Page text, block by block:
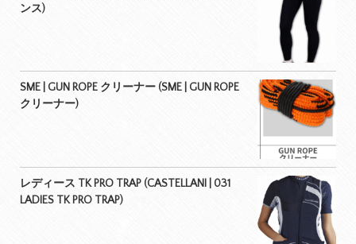
ンス)
SME | GUN ROPE クリーナー (SME | GUN ROPE
クリーナー)
レディース TK PRO TRAP (CASTELLANI | 031
LADIES TK PRO TRAP)